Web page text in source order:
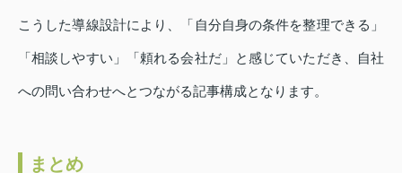
こうした導線設計により、「自分自身の条件を整理できる」
「相談しやすい」「頼れる会社だ」と感じていただき、自社
への問い合わせへとつながる記事構成となります。
まとめ